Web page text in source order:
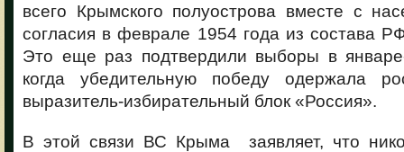
всего Крымского полуострова вместе с
согласия в феврале 1954 года из состава
Это еще раз подтвердили выборы в
когда убедительную победу одержала
выразитель-избирательный блок «Россия».
В этой связи ВС Крыма заявляет, что